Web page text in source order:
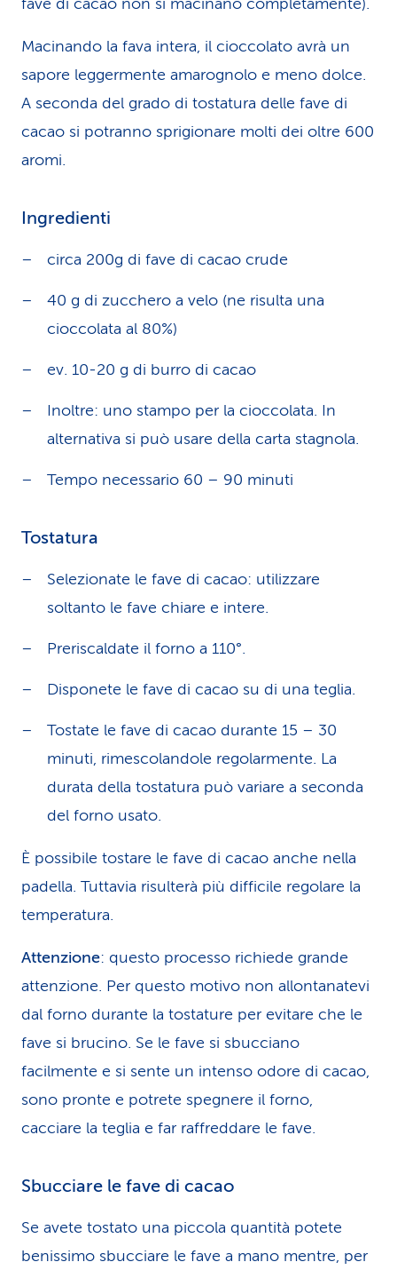
fave di cacao non si macinano completamente).
Macinando la fava intera, il cioccolato avrà un
sapore leggermente amarognolo e meno dolce.
A seconda del grado di tostatura delle fave di
cacao si potranno sprigionare molti dei oltre 600
aromi.
Ingredienti
circa 200g di fave di cacao crude
40 g di zucchero a velo (ne risulta una
cioccolata al 80%)
ev. 10-20 g di burro di cacao
Inoltre: uno stampo per la cioccolata. In
alternativa si può usare della carta stagnola.
Tempo necessario 60 – 90 minuti
Tostatura
Selezionate le fave di cacao: utilizzare
soltanto le fave chiare e intere.
Preriscaldate il forno a 110°.
Disponete le fave di cacao su di una teglia.
Tostate le fave di cacao durante 15 – 30
minuti, rimescolandole regolarmente. La
durata della tostatura può variare a seconda
del forno usato.
È possibile tostare le fave di cacao anche nella
padella. Tuttavia risulterà più difficile regolare la
temperatura.
Attenzione: questo processo richiede grande
attenzione. Per questo motivo non allontanatevi
dal forno durante la tostature per evitare che le
fave si brucino. Se le fave si sbucciano
facilmente e si sente un intenso odore di cacao,
sono pronte e potrete spegnere il forno,
cacciare la teglia e far raffreddare le fave.
Sbucciare le fave di cacao
Se avete tostato una piccola quantità potete
benissimo sbucciare le fave a mano mentre, per